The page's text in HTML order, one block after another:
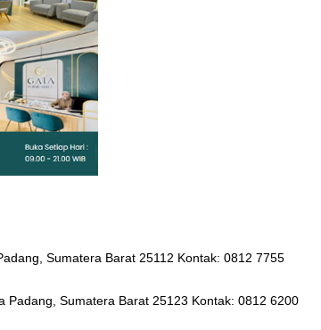
Sumatera Barat 25112 Kontak: 0812 7755
Padang, Sumatera Barat 25123 Kontak: 0812 6200